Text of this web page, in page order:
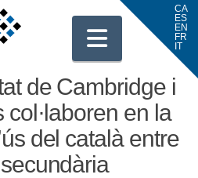
de Cambridge i
col·laboren en la
del català entre